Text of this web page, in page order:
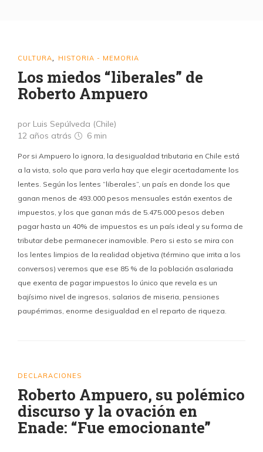
CULTURA HISTORIA - MEMORIA
Los miedos “liberales” de
Roberto Ampuero
por Luis Sepúlveda (Chile)
12 años atrás
6 min
Por si Ampuero lo ignora, la desigualdad tributaria en Chile está
a la vista, solo que para verla hay que elegir acertadamente los
lentes. Según los lentes “liberales”, un país en donde los que
ganan menos de 493.000 pesos mensuales están exentos de
impuestos, y los que ganan más de 5.475.000 pesos deben
pagar hasta un 40% de impuestos es un país ideal y su forma de
tributar debe permanecer inamovible. Pero si esto se mira con
los lentes limpios de la realidad objetiva (término que irrita a los
conversos) veremos que ese 85 % de la población asalariada
que exenta de pagar impuestos lo único que revela es un
bajísimo nivel de ingresos, salarios de miseria, pensiones
paupérrimas, enorme desigualdad en el reparto de riqueza.
DECLARACIONES
Roberto Ampuero, su polémico
discurso y la ovación en
Enade: “Fue emocionante”